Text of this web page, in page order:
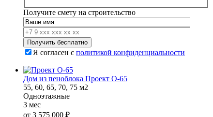
Получите смету на строительство
Я согласен с политикой конфиденциальности
Дом из пеноблока Проект О-65
55, 60, 65, 70, 75 м2
Одноэтажные
3 мес
от 3 575 000 ₽